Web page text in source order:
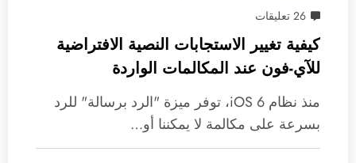
26 تعليقات
كيفية تغيير الاستجابات النصية الافتراضية
للآي-فون عند المكالمات الواردة
منذ نظام iOS 6، توفر ميزة "الرد برسالة" للرد
بسرعة على مكالمة لا يمكننا أو…